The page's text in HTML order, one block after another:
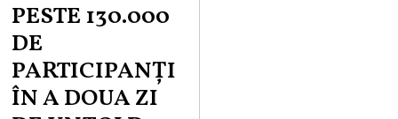
PESTE 130.000
DE
PARTICIPANȚI
ÎN A DOUA ZI